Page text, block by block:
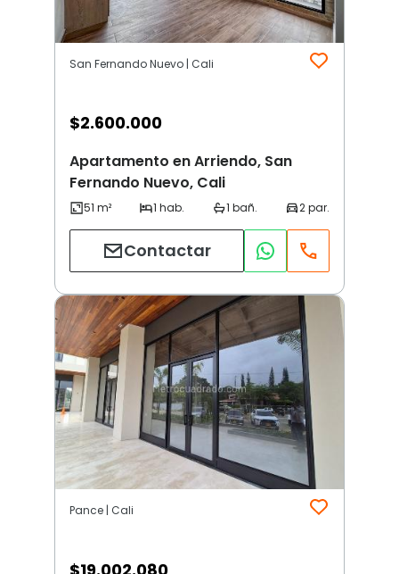
San Fernando Nuevo | Cali
$2.600.000
Apartamento en Arriendo, San
Fernando Nuevo, Cali
Contactar
Pance | Cali